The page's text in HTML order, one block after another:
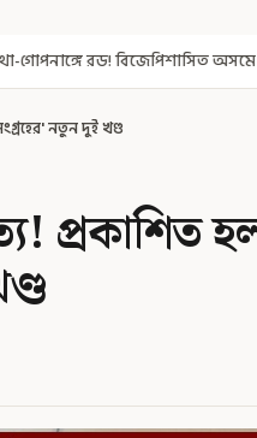
অসমে নাবালিকার নৃশংস
নতুন দুই খণ্ড
প্রকাশিত